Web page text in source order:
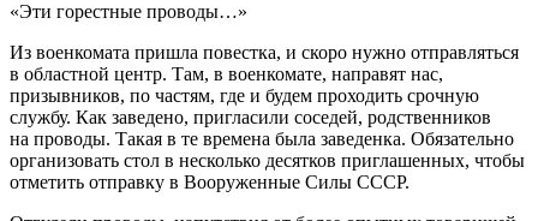
«Эти горестные проводы…»
Из военкомата пришла повестка, и скоро нужно отправляться
в областной центр. Там, в военкомате, направят нас,
призывников, по частям, где и будем проходить срочную
службу. Как заведено, пригласили соседей, родственников
на проводы. Такая в те времена была заведенка. Обязательно
организовать стол в несколько десятков приглашенных, чтобы
отметить отправку в Вооруженные Силы СССР.